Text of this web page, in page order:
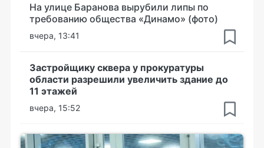
На улице Баранова вырубили липы по
требованию общества «Динамо» (фото)
вчера, 13:41
Застройщику сквера у прокуратуры
области разрешили увеличить здание до
11 этажей
вчера, 15:52